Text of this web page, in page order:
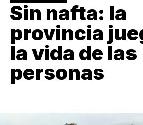
Sin nafta: la
provincia
la vida de las
personas